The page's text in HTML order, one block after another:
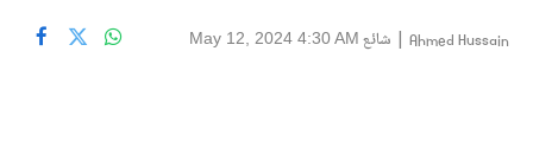
Ahmed Hussain
| شائع May 12, 2024 4:30 AM